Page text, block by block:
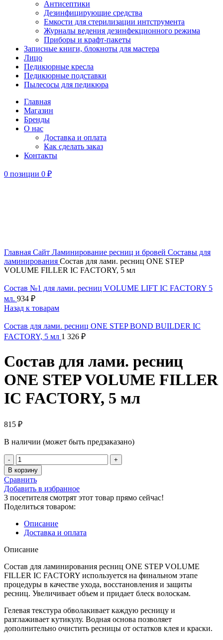
Антисептики
Дезинфицирующие средства
Емкости для стерилизации интструмента
Журналы ведения дезинфекционного режима
Приборы и крафт-пакеты
Записные книги, блокноты для мастера
Лицо
Педикюрные кресла
Педикюрные подставки
Пылесосы для педикюра
Главная
Магазин
Бренды
О нас
Доставка и оплата
Как сделать заказ
Контакты
0 позиции 0 ₽
Главная Сайт Ламинирование ресниц и бровей Составы для
ламинирования Состав для лами. ресниц ONE STEP
VOLUME FILLER IC FACTORY, 5 мл
Состав №1 для лами. ресниц VOLUME LIFT IC FACTORY 5
мл. 934 ₽
Назад к товарам
Состав для лами. ресниц ONE STEP BOND BUILDER IC
FACTORY, 5 мл 1 326 ₽
Состав для лами. ресниц
ONE STEP VOLUME FILLER
IC FACTORY, 5 мл
815 ₽
В наличии (может быть предзаказано)
В корзину
Сравнить
Добавить в избранное
3 посетителя смотрят этот товар прямо сейчас!
Поделиться товаром:
Описание
Доставка и оплата
Описание
Состав для ламинирования ресниц ONE STEP VOLUME
FILLER IC FACTORY используется на финальном этапе
процедуры в качестве ухода, восстановления и защиты
ресниц. Увеличивает объем и придает блеск волоскам.
Гелевая текстура обволакивает каждую ресницу и
разглаживает кутикулу. Водная основа позволяет
дополнительно очистить ресницы от остатков клея и краски.